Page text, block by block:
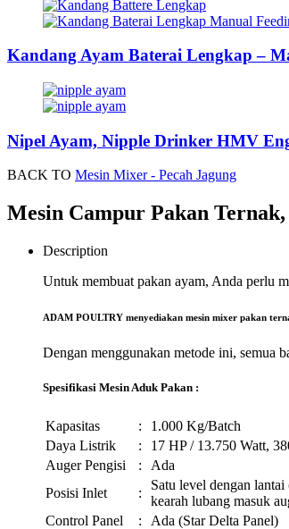
Kandang Ayam Baterai Lengkap –
Nipel Ayam, Nipple Drinker HMV
BACK TO Mesin Mixer - Pecah Jagung
Mesin Campur Pakan
Description
Untuk membuat pakan ayam, Anda perlu
ADAM POULTRY menyediakan mesin mixer pakan
Dengan menggunakan metode ini, semua
Spesifikasi Mesin Aduk Pakan :
Kapasitas :
1.000 Kg/Batch
Daya Listrik
:
17 HP / 13.750 Watt,
Auger Pengisi
:
Ada
Posisi Inlet
:
Satu level dengan
kearah lubang masuk
Control Panel
: Ada (Star Delta Panel)